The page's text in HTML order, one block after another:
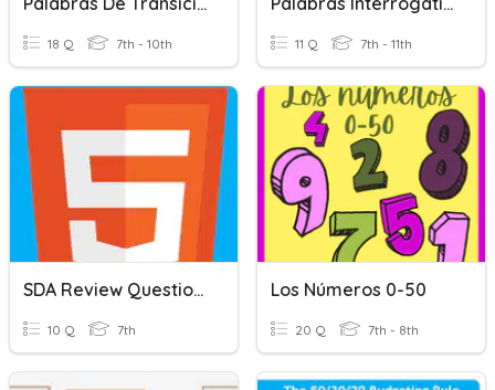
18 Q 7th - 10th 11 Q 7th - 11th
SDA Review Questions 41- 50
10 Q 7th
Los Números 0-50
20 Q 7th - 8th